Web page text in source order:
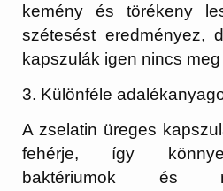
kemény és törékeny
szétesést eredményez,
kapszulák igen nincs
3. Különféle
A zselatin üreges
fehérje, így
baktériumok és